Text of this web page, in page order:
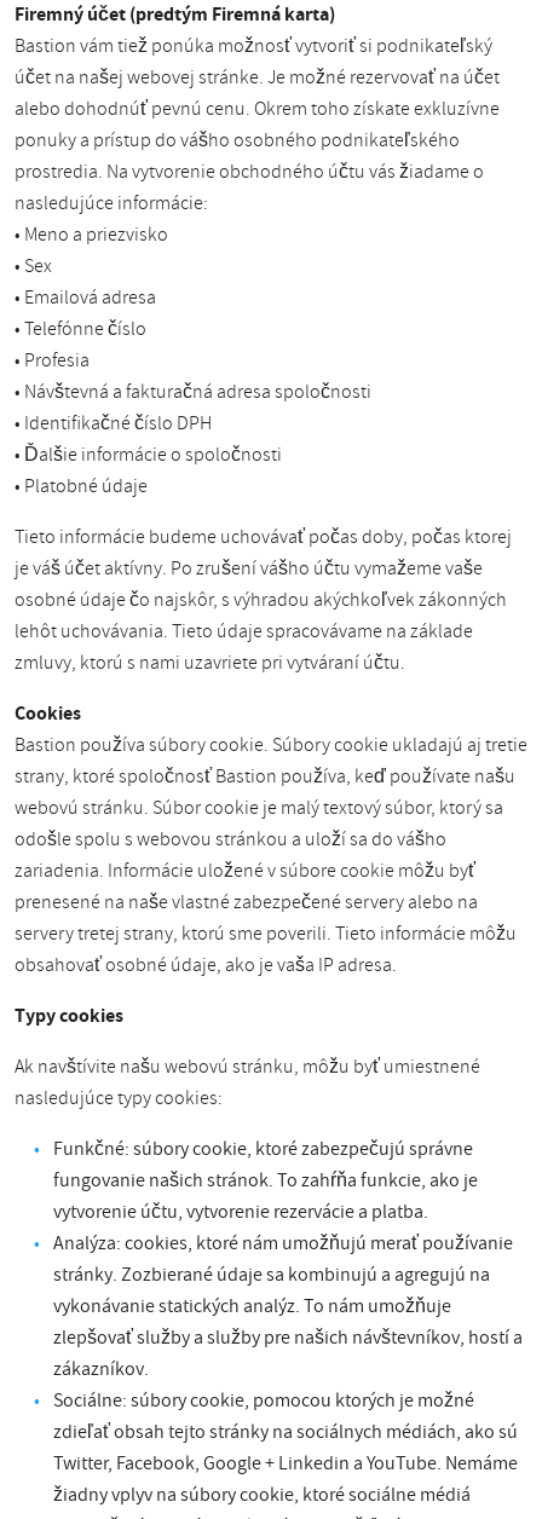
Firemný účet (predtým Firemná karta)
Bastion vám tiež ponúka možnosť vytvoriť si podnikateľský
účet na našej webovej stránke. Je možné rezervovať na účet
alebo dohodnúť pevnú cenu. Okrem toho získate exkluzívne
ponuky a prístup do vášho osobného podnikateľského
prostredia. Na vytvorenie obchodného účtu vás žiadame o
nasledujúce informácie:
• Meno a priezvisko
• Sex
• Emailová adresa
• Telefónne číslo
• Profesia
• Návštevná a fakturačná adresa spoločnosti
• Identifikačné číslo DPH
• Ďalšie informácie o spoločnosti
• Platobné údaje
Tieto informácie budeme uchovávať počas doby, počas ktorej
je váš účet aktívny. Po zrušení vášho účtu vymažeme vaše
osobné údaje čo najskôr, s výhradou akýchkoľvek zákonných
lehôt uchovávania. Tieto údaje spracovávame na základe
zmluvy, ktorú s nami uzavriete pri vytváraní účtu.
Cookies
Bastion používa súbory cookie. Súbory cookie ukladajú aj tretie
strany, ktoré spoločnosť Bastion používa, keď používate našu
webovú stránku. Súbor cookie je malý textový súbor, ktorý sa
odošle spolu s webovou stránkou a uloží sa do vášho
zariadenia. Informácie uložené v súbore cookie môžu byť
prenesené na naše vlastné zabezpečené servery alebo na
servery tretej strany, ktorú sme poverili. Tieto informácie môžu
obsahovať osobné údaje, ako je vaša IP adresa.
Typy cookies
Ak navštívite našu webovú stránku, môžu byť umiestnené
nasledujúce typy cookies:
Funkčné: súbory cookie, ktoré zabezpečujú správne
fungovanie našich stránok. To zahŕňa funkcie, ako je
vytvorenie účtu, vytvorenie rezervácie a platba.
Analýza: cookies, ktoré nám umožňujú merať používanie
stránky. Zozbierané údaje sa kombinujú a agregujú na
vykonávanie statických analýz. To nám umožňuje
zlepšovať služby a služby pre našich návštevníkov, hostí a
zákazníkov.
Sociálne: súbory cookie, pomocou ktorých je možné
zdieľať obsah tejto stránky na sociálnych médiách, ako sú
Twitter, Facebook, Google + Linkedin a YouTube. Nemáme
žiadny vplyv na súbory cookie, ktoré sociálne médiá